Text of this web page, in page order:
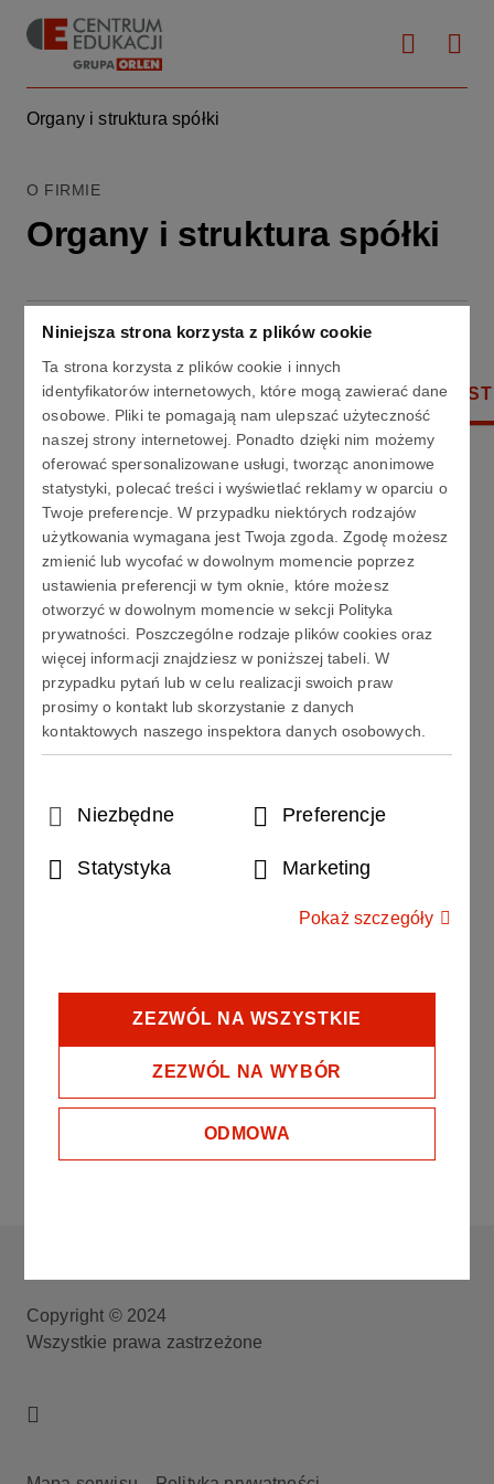
Niniejsza strona korzysta z plików cookie
Ta strona korzysta z plików cookie i innych
identyfikatorów internetowych, które mogą zawierać dane
osobowe. Pliki te pomagają nam ulepszać użyteczność
naszej strony internetowej. Ponadto dzięki nim możemy
oferować spersonalizowane usługi, tworząc anonimowe
statystyki, polecać treści i wyświetlać reklamy w oparciu o
Twoje preferencje. W przypadku niektórych rodzajów
użytkowania wymagana jest Twoja zgoda. Zgodę możesz
zmienić lub wycofać w dowolnym momencie poprzez
ustawienia preferencji w tym oknie, które możesz
otworzyć w dowolnym momencie w sekcji Polityka
prywatności. Poszczególne rodzaje plików cookies oraz
więcej informacji znajdziesz w poniższej tabeli. W
przypadku pytań lub w celu realizacji swoich praw
prosimy o kontakt lub skorzystanie z danych
kontaktowych naszego inspektora danych osobowych.
WybórNiezbędne Preferencje
Statystyka Marketing
Pokaż szczegóły
ZEZWÓL NA WSZYSTKIE
ZEZWÓL NA WYBÓR
ODMOWA
Organy i struktura spółki
O FIRMIE
Organy i struktura spółki
RADA NADZORCZA ZARZĄD SPÓŁKI
Struktura właścicielska
Chart
Pie chart with 2 slices.
View as data table, Chart
End of interactive chart.
Copyright © 2024
Wszystkie prawa zastrzeżone